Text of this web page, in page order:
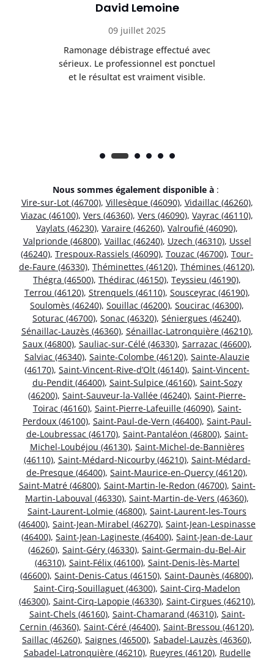
David Lemoine
09 juillet 2025
Ramonage débistrage effectué avec
sérieux. Le professionnel est ponctuel
et le résultat est vraiment visible.
Nous sommes également disponible à :
Vire-sur-Lot (46700), Villesèque (46090), Vidaillac (46260),
Viazac (46100), Vers (46360), Vers (46090), Vayrac (46110),
Vaylats (46230), Varaire (46260), Valroufié (46090),
Valprionde (46800), Vaillac (46240), Uzech (46310), Ussel
(46240), Trespoux-Rassiels (46090), Touzac (46700), Tour-
de-Faure (46330), Théminettes (46120), Thémines (46120),
Thégra (46500), Thédirac (46150), Teyssieu (46190),
Terrou (46120), Strenquels (46110), Sousceyrac (46190),
Soulomès (46240), Souillac (46200), Soucirac (46300),
Soturac (46700), Sonac (46320), Séniergues (46240),
Sénaillac-Lauzès (46360), Sénaillac-Latronquière (46210),
Saux (46800), Sauliac-sur-Célé (46330), Sarrazac (46600),
Salviac (46340), Sainte-Colombe (46120), Sainte-Alauzie
(46170), Saint-Vincent-Rive-d’Olt (46140), Saint-Vincent-
du-Pendit (46400), Saint-Sulpice (46160), Saint-Sozy
(46200), Saint-Sauveur-la-Vallée (46240), Saint-Pierre-
Toirac (46160), Saint-Pierre-Lafeuille (46090), Saint-
Perdoux (46100), Saint-Paul-de-Vern (46400), Saint-Paul-
de-Loubressac (46170), Saint-Pantaléon (46800), Saint-
Michel-Loubéjou (46130), Saint-Michel-de-Bannières
(46110), Saint-Médard-Nicourby (46210), Saint-Médard-
de-Presque (46400), Saint-Maurice-en-Quercy (46120),
Saint-Matré (46800), Saint-Martin-le-Redon (46700), Saint-
Martin-Labouval (46330), Saint-Martin-de-Vers (46360),
Saint-Laurent-Lolmie (46800), Saint-Laurent-les-Tours
(46400), Saint-Jean-Mirabel (46270), Saint-Jean-Lespinasse
(46400), Saint-Jean-Lagineste (46400), Saint-Jean-de-Laur
(46260), Saint-Géry (46330), Saint-Germain-du-Bel-Air
(46310), Saint-Félix (46100), Saint-Denis-lès-Martel
(46600), Saint-Denis-Catus (46150), Saint-Daunès (46800),
Saint-Cirq-Souillaguet (46300), Saint-Cirq-Madelon
(46300), Saint-Cirq-Lapopie (46330), Saint-Cirgues (46210),
Saint-Chels (46160), Saint-Chamarand (46310), Saint-
Cernin (46360), Saint-Céré (46400), Saint-Bressou (46120),
Saillac (46260), Saignes (46500), Sabadel-Lauzès (46360),
Sabadel-Latronquière (46210), Rueyres (46120), Rudelle